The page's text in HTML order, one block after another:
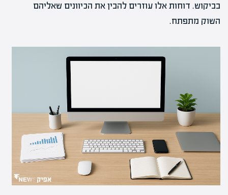
בביקוש. דוחות אלו עוזרים להבין את הכיוונים שאליהם
השוק מתפתח.